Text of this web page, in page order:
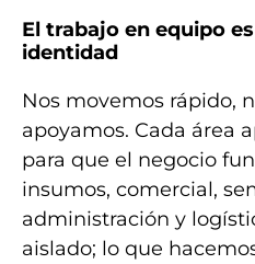
El trabajo en equipo
identidad
Nos movemos rápido,
apoyamos. Cada área
para que el negocio
insumos, comercial,
administración y
aislado; lo que